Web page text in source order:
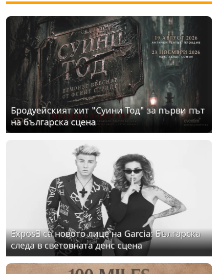
Бродуейският хит "Суини Тод" за първи път
на българска сцена
ExposƎ са новото лице на Garcia: Българска
следа в световната денс сцена